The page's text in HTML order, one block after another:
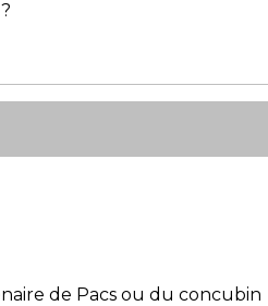
de Pacs ou du concubin